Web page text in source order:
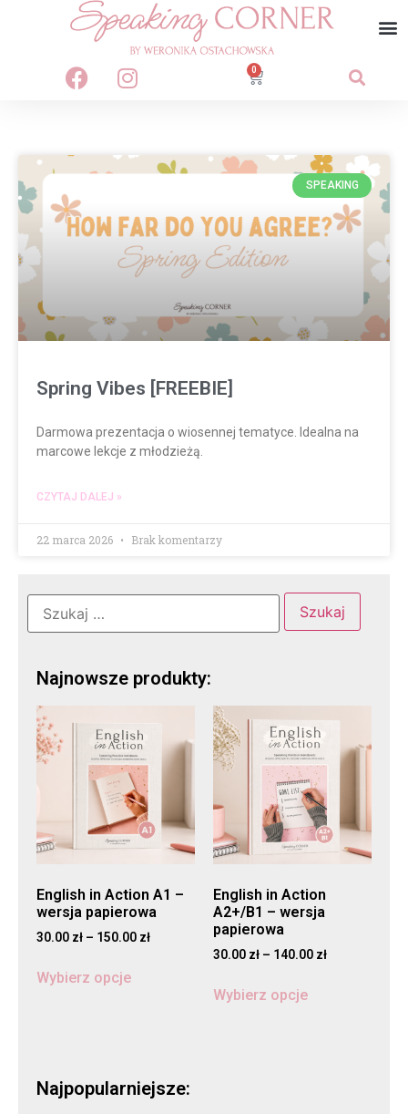
0
SPEAKING
Spring Vibes [FREEBIE]
Darmowa prezentacja o wiosennej tematyce. Idealna na
marcowe lekcje z młodzieżą.
CZYTAJ DALEJ »
22 marca 2026 Brak komentarzy
Najnowsze produkty:
English in Action A1 –
wersja papierowa
30.00 zł – 150.00 zł
Wybierz opcje
English in Action
A2+/B1 – wersja
papierowa
30.00 zł – 140.00 zł
Wybierz opcje
Najpopularniejsze: